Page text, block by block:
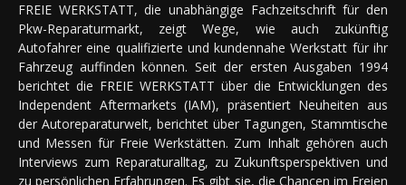
FREIE WERKSTATT, die unabhängige Fachzeitschrift für den
Pkw-Reparaturmarkt, zeigt Wege, wie auch zukünftig
Autofahrer eine qualifizierte und kundennahe Werkstatt für ihr
Fahrzeug auffinden können. Seit der ersten Ausgaben 1994
berichtet die FREIE WERKSTATT über die Entwicklungen des
Independent Aftermarkets (IAM), präsentiert Neuheiten aus
der Autoreparaturwelt, berichtet über Tagungen, Stammtische
und Messen für Freie Werkstätten. Zum Inhalt gehören auch
Interviews zum Reparaturalltag, zu Zukunftsperspektiven und
zu persönlichen Erfahrungen. Es gibt sie, die Chancen im Freien